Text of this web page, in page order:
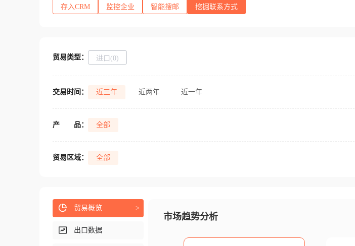
存入CRM 监控企业 智能搜邮 挖掘联系方式
贸易类型： 进口(0)
交易时间： 近三年 近两年 近一年
产 品： 全部
贸易区域： 全部
市场趋势分析
贸易概览 >
出口数据